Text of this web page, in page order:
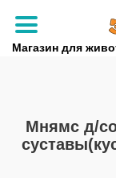
Магазин для
Мнямс д/